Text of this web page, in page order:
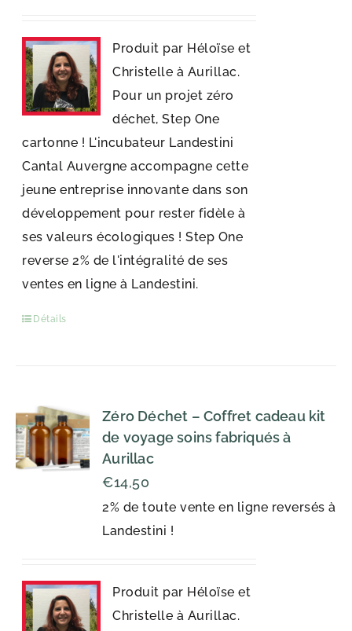
Produit par Héloïse et
Christelle à Aurillac.
Pour un projet zéro
déchet, Step One
cartonne ! L'incubateur Landestini
Cantal Auvergne accompagne cette
jeune entreprise innovante dans son
développement pour rester fidèle à
ses valeurs écologiques ! Step One
reverse 2% de l'intégralité de ses
ventes en ligne à Landestini.
Détails
Zéro Déchet – Coffret cadeau kit
de voyage soins fabriqués à
Aurillac
2% de toute vente en ligne reversés à
Landestini !
€14,50
Produit par Héloïse et
Christelle à Aurillac.